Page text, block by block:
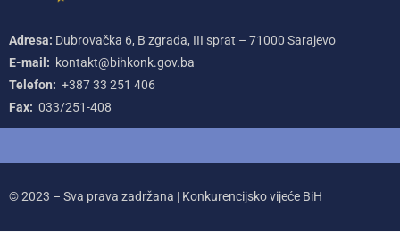
Adresa: Dubrovačka 6, B zgrada, III sprat – 71000‌ Sarajevo
E-mail: kontakt@bihkonk.gov.ba
Telefon: +387‌ 33‌ 251‌ 406
Fax: 033/251-408
© 2023 – Sva prava zadržana | Konkurencijsko vijeće BiH